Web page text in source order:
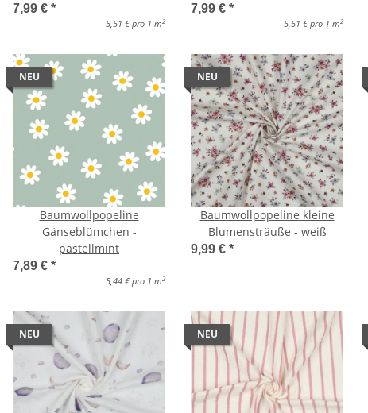
7,99 € *
5,51 € pro 1 m2
7,99 € *
5,51 € pro 1 m2
NEU
Baumwollpopeline
Gänseblümchen -
pastellmint
7,89 € *
5,44 € pro 1 m2
NEU
Baumwollpopeline kleine
Blumensträuße - weiß
9,99 € *
NEU NEU